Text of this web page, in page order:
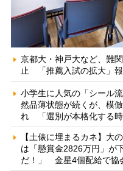
京都大・神戸大など、難
止 「推薦入試の拡大」
小学生に人気の「シール
然品薄状態が続くが、模
れ 「選別が本格化する時
【土俵に埋まるカネ】大
は「懸賞金2826万円」が
だ！」 金星4個配給で協